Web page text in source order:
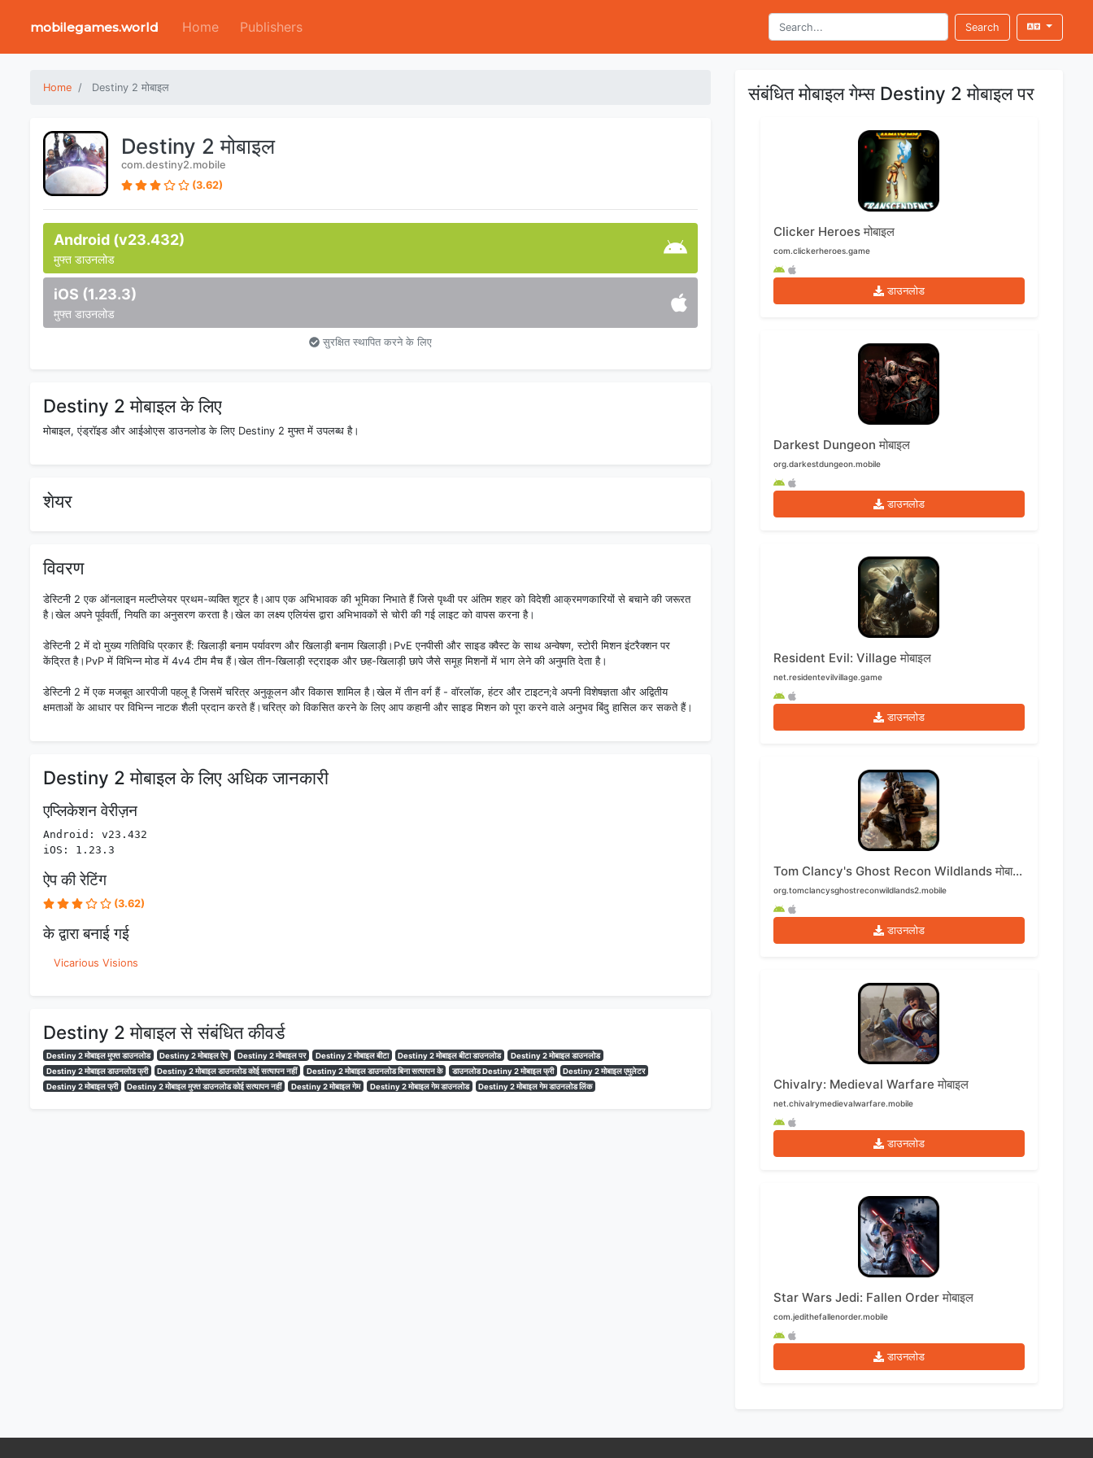
mobilegames.world Home Publishers Search
Home Destiny 2 मोबाइल
Destiny 2 मोबाइल
com.destiny2.mobile
(3.62)
Android (v23.432)
मुफ्त डाउनलोड
iOS (1.23.3)
मुफ्त डाउनलोड
सुरक्षित स्थापित करने के लिए
Destiny 2 मोबाइल के लिए
मोबाइल, एंड्रॉइड और आईओएस डाउनलोड के लिए Destiny 2 मुफ्त में उपलब्ध है।
शेयर
विवरण
डेस्टिनी 2 एक ऑनलाइन मल्टीप्लेयर प्रथम-व्यक्ति शूटर है।आप एक अभिभावक की भूमिका निभाते हैं जिसे पृथ्वी पर अंतिम शहर को विदेशी आक्रमणकारियों से बचाने की जरूरत
है।खेल अपने पूर्ववर्ती, नियति का अनुसरण करता है।खेल का लक्ष्य एलियंस द्वारा अभिभावकों से चोरी की गई लाइट को वापस करना है।
डेस्टिनी 2 में दो मुख्य गतिविधि प्रकार हैं: खिलाड़ी बनाम पर्यावरण और खिलाड़ी बनाम खिलाड़ी।PvE एनपीसी और साइड क्वैस्ट के साथ अन्वेषण, स्टोरी मिशन इंटरैक्शन पर
केंद्रित है।PvP में विभिन्न मोड में 4v4 टीम मैच हैं।खेल तीन-खिलाड़ी स्ट्राइक और छह-खिलाड़ी छापे जैसे समूह मिशनों में भाग लेने की अनुमति देता है।
डेस्टिनी 2 में एक मजबूत आरपीजी पहलू है जिसमें चरित्र अनुकूलन और विकास शामिल है।खेल में तीन वर्ग हैं - वॉरलॉक, हंटर और टाइटन;वे अपनी विशेषज्ञता और अद्वितीय
क्षमताओं के आधार पर विभिन्न नाटक शैली प्रदान करते हैं।चरित्र को विकसित करने के लिए आप कहानी और साइड मिशन को पूरा करने वाले अनुभव बिंदु हासिल कर सकते हैं।
Destiny 2 मोबाइल के लिए अधिक जानकारी
एप्लिकेशन वेरीज़न
Android: v23.432
iOS: 1.23.3
ऐप की रेटिंग
(3.62)
के द्वारा बनाई गई
Vicarious Visions
Destiny 2 मोबाइल से संबंधित कीवर्ड
Destiny 2 मोबाइल मुफ्त डाउनलोड Destiny 2 मोबाइल ऐप Destiny 2 मोबाइल पर Destiny 2 मोबाइल बीटा Destiny 2 मोबाइल बीटा डाउनलोड
Destiny 2 मोबाइल डाउनलोड
Destiny 2 मोबाइल डाउनलोड फ्री
Destiny 2 मोबाइल डाउनलोड कोई सत्यापन नहीं Destiny 2 मोबाइल डाउनलोड बिना सत्यापन के डाउनलोड Destiny 2 मोबाइल फ्री
Destiny 2 मोबाइल एमुलेटर
Destiny 2 मोबाइल फ्री
Destiny 2 मोबाइल मुफ्त डाउनलोड कोई सत्यापन नहीं Destiny 2 मोबाइल गेम Destiny 2 मोबाइल गेम डाउनलोड Destiny 2 मोबाइल गेम डाउनलोड लिंक
संबंधित मोबाइल गेम्स Destiny 2 मोबाइल पर
Clicker Heroes मोबाइल
com.clickerheroes.game
डाउनलोड
Darkest Dungeon मोबाइल
org.darkestdungeon.mobile
डाउनलोड
Resident Evil: Village मोबाइल
net.residentevilvillage.game
डाउनलोड
Tom Clancy's Ghost Recon Wildlands मोबाइल
org.tomclancysghostreconwildlands2.mobile
डाउनलोड
Chivalry: Medieval Warfare मोबाइल
net.chivalrymedievalwarfare.mobile
डाउनलोड
Star Wars Jedi: Fallen Order मोबाइल
com.jedithefallenorder.mobile
डाउनलोड